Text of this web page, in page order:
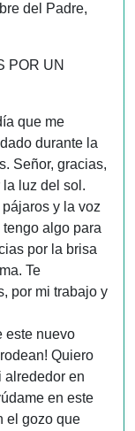
del Padre,
POR UN
que me
durante la
Señor, gracias,
luz del sol.
y la voz
algo para
por la brisa
Te
por mi trabajo y
este nuevo
Quiero
alrededor en
en este
el gozo que